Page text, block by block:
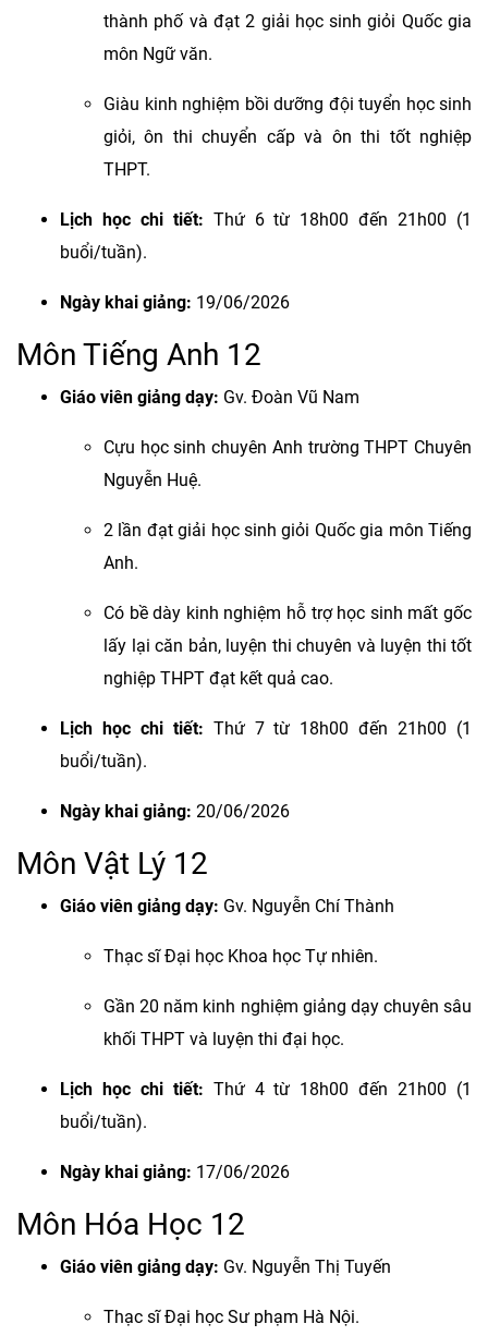
thành phố và đạt 2 giải học sinh giỏi Quốc gia
môn Ngữ văn.
Giàu kinh nghiệm bồi dưỡng đội tuyển học sinh
giỏi, ôn thi chuyển cấp và ôn thi tốt nghiệp
THPT.
Lịch học chi tiết: Thứ 6 từ 18h00 đến 21h00 (1
buổi/tuần).
Ngày khai giảng: 19/06/2026
Môn Tiếng Anh 12
Giáo viên giảng dạy: Gv. Đoàn Vũ Nam
Cựu học sinh chuyên Anh trường THPT Chuyên
Nguyễn Huệ.
2 lần đạt giải học sinh giỏi Quốc gia môn Tiếng
Anh.
Có bề dày kinh nghiệm hỗ trợ học sinh mất gốc
lấy lại căn bản, luyện thi chuyên và luyện thi tốt
nghiệp THPT đạt kết quả cao.
Lịch học chi tiết: Thứ 7 từ 18h00 đến 21h00 (1
buổi/tuần).
Ngày khai giảng: 20/06/2026
Môn Vật Lý 12
Giáo viên giảng dạy: Gv. Nguyễn Chí Thành
Thạc sĩ Đại học Khoa học Tự nhiên.
Gần 20 năm kinh nghiệm giảng dạy chuyên sâu
khối THPT và luyện thi đại học.
Lịch học chi tiết: Thứ 4 từ 18h00 đến 21h00 (1
buổi/tuần).
Ngày khai giảng: 17/06/2026
Môn Hóa Học 12
Giáo viên giảng dạy: Gv. Nguyễn Thị Tuyến
Thạc sĩ Đại học Sư phạm Hà Nội.